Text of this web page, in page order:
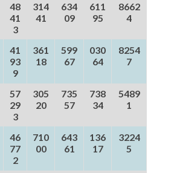
48
41
3
314
41
634
09
611
95
8662
4
41
93
9
361
18
599
67
030
64
8254
7
57
29
3
305
20
735
57
738
34
5489
1
46
77
2
710
00
643
61
136
17
3224
5